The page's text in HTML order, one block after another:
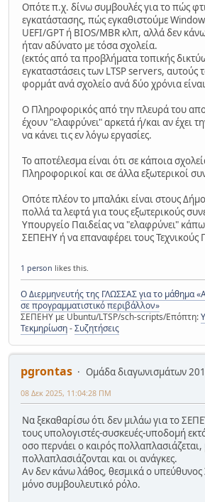
Οπότε π.χ. δίνω συμβουλές για το πώς
εγκατάστασης, πώς εγκαθιστούμε
UEFI/GPT ή BIOS/MBR κλπ, αλλά δεν
ήταν αδύνατο με τόσα σχολεία.
(εκτός από τα προβλήματα τοπικής
εγκαταστάσεις των LTSP servers, αυτούς
φορμάτ ανά σχολείο ανά δύο χρόνια
Ο Πληροφορικός από την πλευρά του
έχουν "ελαφρύνει" αρκετά ή/και αν έχει
να κάνει τις εν λόγω εργασίες.
Το αποτέλεσμα είναι ότι σε κάποια
Πληροφορικοί και σε άλλα εξωτερικοί
Οπότε πλέον το μπαλάκι είναι στους
πολλά τα λεφτά για τους εξωτερικούς
Υπουργείο Παιδείας να "ελαφρύνει"
ΣΕΠΕΗΥ ή να επαναφέρει τους
1 person likes this.
Ο Διερμηνευτής της ΓΛΩΣΣΑΣ για το μάθημα
σε προγραμματιστικό περιβάλλον»
ΣΕΠΕΗΥ με Ubuntu/LTSP/sch-scripts/Επόπτη:
Τεκμηρίωση-Συζητήσεις
pgrontas
Ομάδα διαγωνισμάτων
08 Δεκ 2025, 11:04:28 ΠΜ
Να ξεκαθαρίσω ότι δεν μιλάω για το
τους υπολογιστές-συσκευές-υποδομή
οσο περνάει ο καιρός
πολλαπλασιάζονται και οι ανάγκες.
Αν δεν κάνω λάθος, θεσμικά ο υπεύθυνος
μόνο συμβουλευτικό ρόλο.